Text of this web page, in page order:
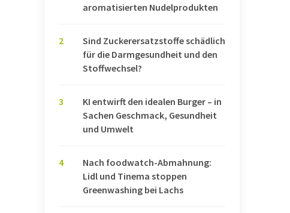
aromatisierten Nudelprodukten
2
Sind Zuckerersatzstoffe schädlich
für die Darmgesundheit und den
Stoffwechsel?
3
KI entwirft den idealen Burger – in
Sachen Geschmack, Gesundheit
und Umwelt
4
Nach foodwatch-Abmahnung:
Lidl und Tinema stoppen
Greenwashing bei Lachs